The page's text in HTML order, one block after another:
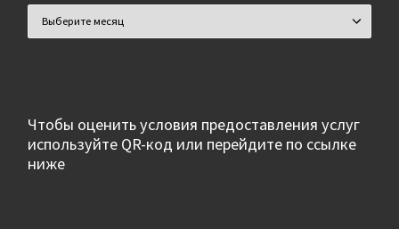
Чтобы оценить условия предоставления услуг
используйте QR-код или перейдите по ссылке
ниже